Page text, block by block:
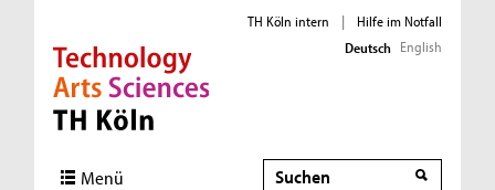
Direkt zur Hauptnavigation
Direkt zur Subnavigation
Direkt zum Inhalt
Direkt zum Fußbereich
TH Köln intern |
Hilfe im Notfall
Deutsch English
Menü Suche